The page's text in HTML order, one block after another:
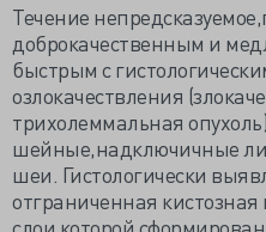
Течение
доброкачественным и
быстрым с
озлокачествления
трихолеммальная
шейные,надключичные
шеи. Гистологически
отграниченная
слои которой